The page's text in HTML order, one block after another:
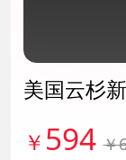
美国云杉
￥ 594 ￥